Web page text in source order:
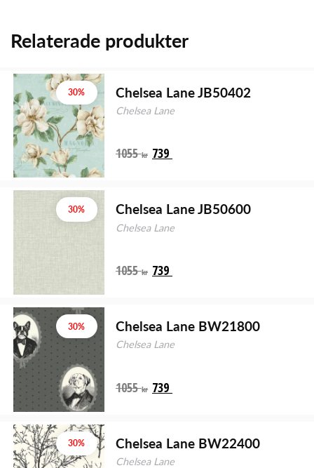
Relaterade produkter
30% Chelsea Lane JB50402
Chelsea Lane
1055kr 739
30% Chelsea Lane JB50600
Chelsea Lane
1055kr 739
30% Chelsea Lane BW21800
Chelsea Lane
1055kr 739
30% Chelsea Lane BW22400
Chelsea Lane